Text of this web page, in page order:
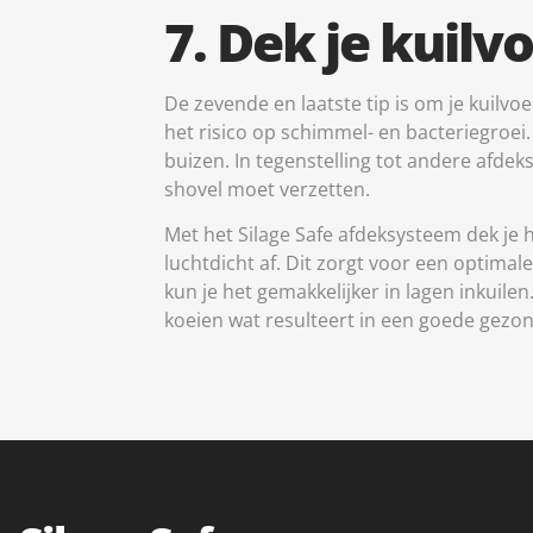
7. Dek je
De zevende en laatste tip is om je
het risico op schimmel- en
buizen. In tegenstelling tot andere
shovel moet verzetten.
Met het Silage Safe afdeksysteem dek
luchtdicht af. Dit zorgt voor een
kun je het gemakkelijker in lagen
koeien wat resulteert in een goede